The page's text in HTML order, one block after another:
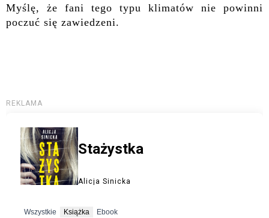
Myślę, że fani tego typu klimatów nie powinni
poczuć się zawiedzeni.